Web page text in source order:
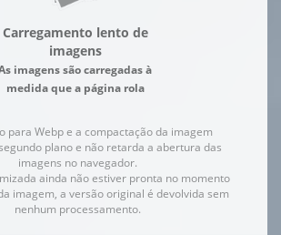
Carregamento lento de
imagens
imagens são carregadas à
medida que a página rola
para Webp e a compactação da imagem
plano e não retarda a abertura das
imagens no navegador.
ainda não estiver pronta no momento
imagem, a versão original é devolvida sem
nenhum processamento.